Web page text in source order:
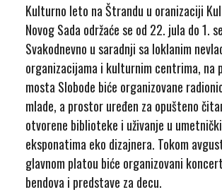
Kulturno leto na Štrandu u oranizaciji
Novog Sada održaće se od 22. jula do 1.
Svakodnevno u saradnji sa loklanim
organizacijama i kulturnim centrima, na
mosta Slobode biće organizovane
mlade, a prostor uređen za opušteno
otvorene biblioteke i uživanje u
eksponatima eko dizajnera. Tokom
glavnom platou biće organizovani
bendova i predstave za decu.